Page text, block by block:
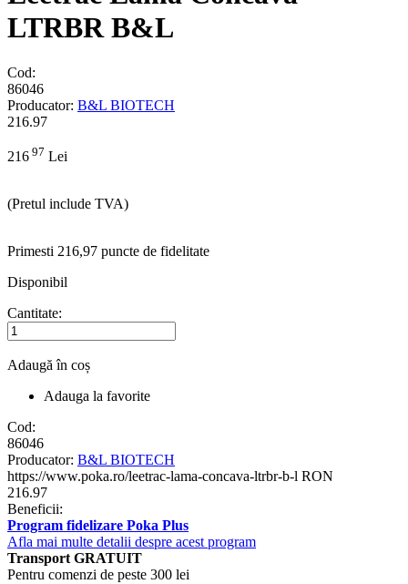
LTRBR B&L
Cod:
86046
Producator: B&L BIOTECH
216.97
216 97 Lei
(Pretul include TVA)
Primesti 216,97 puncte de fidelitate
Disponibil
Cantitate:
Adaugă în coș
Adauga la favorite
Cod:
86046
Producator: B&L BIOTECH
https://www.poka.ro/leetrac-lama-concava-ltrbr-b-l RON
216.97
Beneficii:
Program fidelizare Poka Plus
Afla mai multe detalii despre acest program
Transport GRATUIT
Pentru comenzi de peste 300 lei